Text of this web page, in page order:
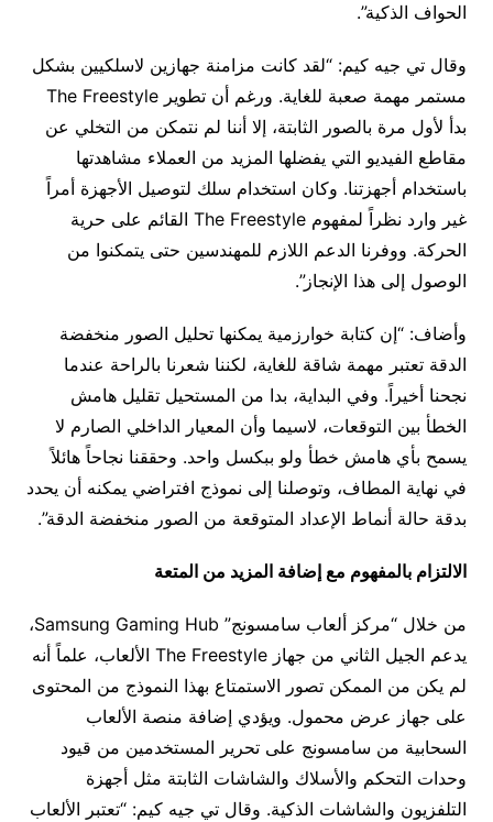
الحواف الذكية”.
وقال تي جيه كيم: “لقد كانت مزامنة جهازين لاسلكيين بشكل
مستمر مهمة صعبة للغاية. ورغم أن تطوير The Freestyle
بدأ لأول مرة بالصور الثابتة، إلا أننا لم نتمكن من التخلي عن
مقاطع الفيديو التي يفضلها المزيد من العملاء مشاهدتها
باستخدام أجهزتنا. وكان استخدام سلك لتوصيل الأجهزة أمراً
غير وارد نظراً لمفهوم The Freestyle القائم على حرية
الحركة. ووفرنا الدعم اللازم للمهندسين حتى يتمكنوا من
الوصول إلى هذا الإنجاز”.
وأضاف: “إن كتابة خوارزمية يمكنها تحليل الصور منخفضة
الدقة تعتبر مهمة شاقة للغاية، لكننا شعرنا بالراحة عندما
نجحنا أخيراً. وفي البداية، بدا من المستحيل تقليل هامش
الخطأ بين التوقعات، لاسيما وأن المعيار الداخلي الصارم لا
يسمح بأي هامش خطأ ولو ببكسل واحد. وحققنا نجاحاً هائلاً
في نهاية المطاف، وتوصلنا إلى نموذج افتراضي يمكنه أن يحدد
بدقة حالة أنماط الإعداد المتوقعة من الصور منخفضة الدقة”.
الالتزام بالمفهوم مع إضافة المزيد من المتعة
من خلال “مركز ألعاب سامسونج” Samsung Gaming Hub،
يدعم الجيل الثاني من جهاز The Freestyle الألعاب، علماً أنه
لم يكن من الممكن تصور الاستمتاع بهذا النموذج من المحتوى
على جهاز عرض محمول. ويؤدي إضافة منصة الألعاب
السحابية من سامسونج على تحرير المستخدمين من قيود
وحدات التحكم والأسلاك والشاشات الثابتة مثل أجهزة
التلفزيون والشاشات الذكية. وقال تي جيه كيم: “تعتبر الألعاب